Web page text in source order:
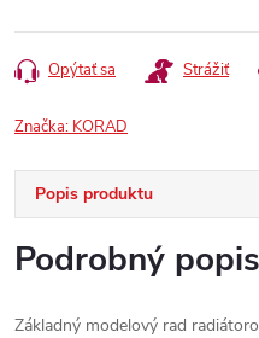
Opýtať sa Strážiť
Značka: KORAD
Popis produktu
Podrobný popis
Základný modelový rad